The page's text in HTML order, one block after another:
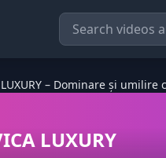
LUXURY – Dominare și
LUXURY